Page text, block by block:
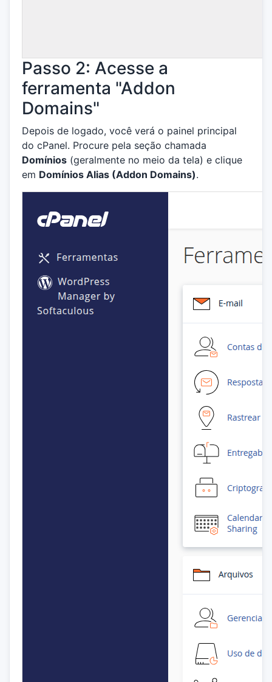
Passo 2: Acesse a
ferramenta "Addon
Domains"
Depois de logado, você verá o painel principal
do cPanel. Procure pela seção chamada
Domínios (geralmente no meio da tela) e clique
em Domínios Alias (Addon Domains).